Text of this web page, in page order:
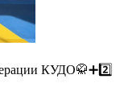
КУДО🥋➕️2️⃣